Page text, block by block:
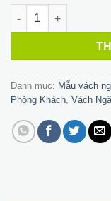
Vách Ngăn bàn thờ
Danh mục: Mẫu vách
Phòng Khách, Vách